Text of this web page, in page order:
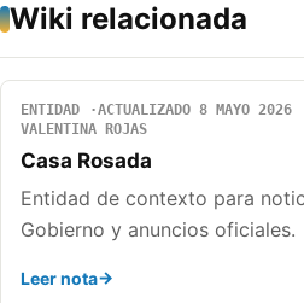
Wiki relacionada
ENTIDAD ACTUALIZADO 8 MAYO 2026
VALENTINA ROJAS
Casa Rosada
Entidad de contexto para
Gobierno y anuncios oficiales.
Leer nota